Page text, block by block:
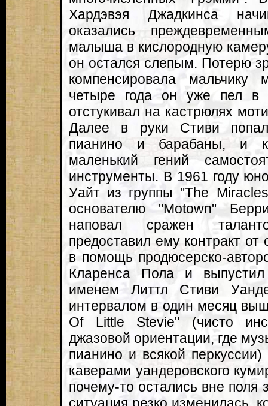
Хардэвэя Джадкинса
оказались
малыша в кислородную
он остался слепым. Потерю
компенсировала
четыре года он уже пел в
отстукивал на кастрюлях
Далее в руки Стиви
пианино и барабаны, и к
маленький гений
инструменты. В 1961 году
Уайт из группы "The
основателю "Motown"
наповал сражен
предоставил ему контракт
в помощь продюсерско-
Кларенса Пола и
именем Литтл Стиви
интервалом в один месяц
Of Little Stevie" (чисто
джазовой ориентации, где
пианино и всякой
каверами уандеровского
почему-то остались вне поля
ситуация резко изменилась,